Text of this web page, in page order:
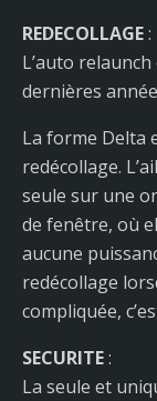
REDECOLLAGE:
L’auto
dernières
La forme Delta
redécollage.
seule sur une
de fenêtre, où
aucune
redécollage
compliquée,
SECURITE:
La seule et